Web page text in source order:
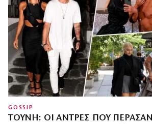
GOSSIP
ΤΟΎΝΗ: ΟΙ ΆΝΤΡΕΣ ΠΟΥ